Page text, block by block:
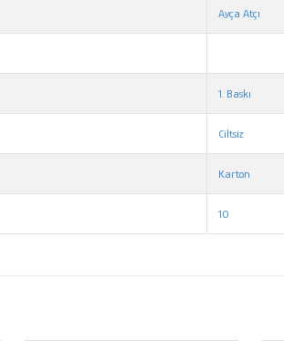
Ayça Atçı
1. Baskı
Ciltsiz
Karton
10